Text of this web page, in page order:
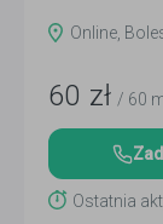
Online,
60 zł / 60
Ostatnia